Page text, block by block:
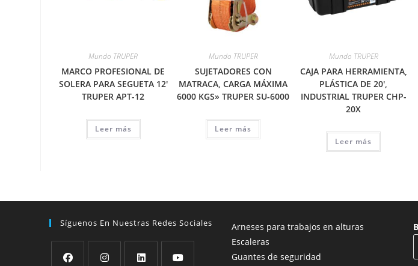
Mundo TRUPER
MARCO PROFESIONAL DE
SOLERA PARA SEGUETA 12′
TRUPER APT-12
Leer más
Mundo TRUPER
SUJETADORES CON
MATRACA, CARGA MÁXIMA
6000 KGS» TRUPER SU-6000
Leer más
Mundo TRUPER
CAJA PARA HERRAMIENTA,
PLÁSTICA DE 20′,
INDUSTRIAL TRUPER CHP-
20X
Leer más
Síguenos En Nuestras Redes Sociales
Arneses para trabajos en alturas
Escaleras
Guantes de seguridad